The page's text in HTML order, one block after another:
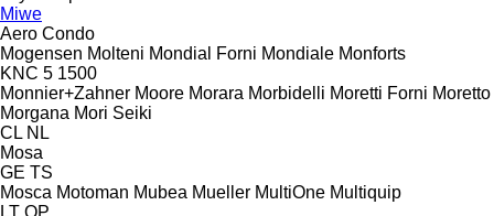
Miwe
Aero Condo
Mogensen Molteni Mondial Forni Mondiale Monforts
KNC 5 1500
Monnier+Zahner Moore Morara Morbidelli Moretti Forni Moretto
Morgana Mori Seiki
CL NL
Mosa
GE TS
Mosca Motoman Mubea Mueller MultiOne Multiquip
LT QP